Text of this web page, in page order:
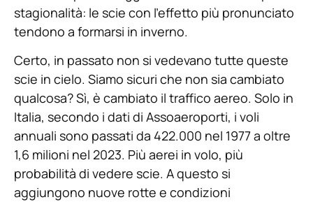
stagionalità: le scie con l’effetto più pronunciato
tendono a formarsi in inverno.
Certo, in passato non si vedevano tutte queste
scie in cielo. Siamo sicuri che non sia cambiato
qualcosa? Sì, è cambiato il traffico aereo. Solo in
Italia, secondo i dati di Assoaeroporti, i voli
annuali sono passati da 422.000 nel 1977 a oltre
1,6 milioni nel 2023. Più aerei in volo, più
probabilità di vedere scie. A questo si
aggiungono nuove rotte e condizioni